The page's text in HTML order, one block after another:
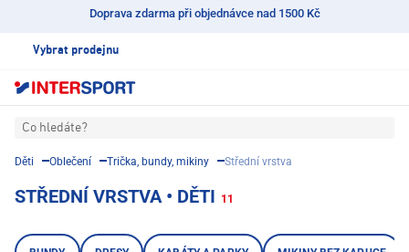
Doprava zdarma při objednávce nad 1500 Kč
Vybrat prodejnu
Co hledáte?
Děti Oblečení Trička, bundy, mikiny Střední vrstva
STŘEDNÍ VRSTVA • DĚTI 11